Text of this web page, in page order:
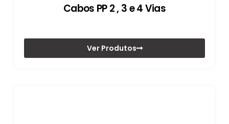
Cabos PP 2 , 3 e 4 Vias
Ver Produtos